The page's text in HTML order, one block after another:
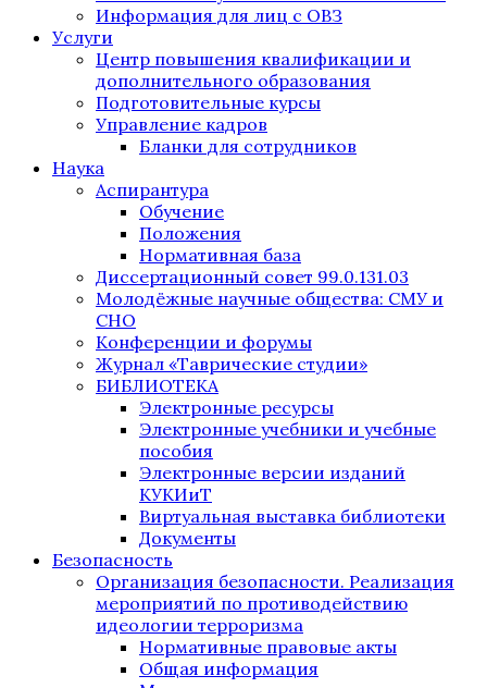
Информация для лиц с ОВЗ
Услуги
Центр повышения квалификации и
дополнительного образования
Подготовительные курсы
Управление кадров
Бланки для сотрудников
Наука
Аспирантура
Обучение
Положения
Нормативная база
Диссертационный совет 99.0.131.03
Молодёжные научные общества: СМУ и
СНО
Конференции и форумы
Журнал «Таврические студии»
БИБЛИОТЕКА
Электронные ресурсы
Электронные учебники и учебные
пособия
Электронные версии изданий
КУКИиТ
Виртуальная выставка библиотеки
Документы
Безопасность
Организация безопасности. Реализация
мероприятий по противодействию
идеологии терроризма
Нормативные правовые акты
Общая информация